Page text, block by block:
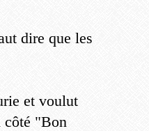
dire que les
et voulut
côté "Bon